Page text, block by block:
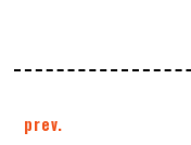
prev.